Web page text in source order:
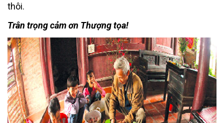
thôi.
Trân trọng cảm ơn Thượng tọa!